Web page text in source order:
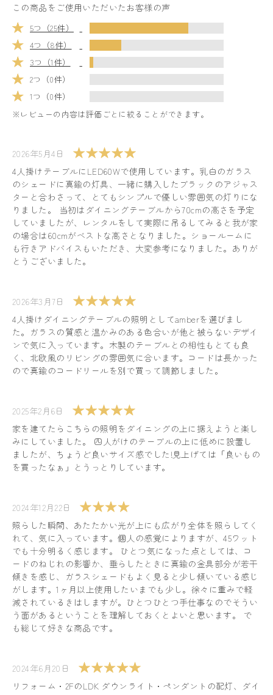
この商品をご使用いただいたお客様の声
5つ（25件）
4つ（8件）
3つ（1件）
2つ（0件）
1つ（0件）
※レビューの内容は評価ごとに絞ることができます。
2026年5月4日
4人掛けテーブルにLED60Wで使用しています。乳白のガラス
のシェードに真鍮の灯具、一緒に購入したブラックのアジャス
ターと合わさって、とてもシンプルで優しい雰囲気の灯りにな
りました。 当初はダイニングテーブルから70cmの高さを予定
していましたが、レンタルをして実際に吊るしてみると我が家
の場合は60cmがベストな高さとなりました。ショールームに
も行きアドバイスもいただき、大変参考になりました。ありが
とうございました。
2026年3月7日
4人掛けダイニングテーブルの照明としてamberを選びまし
た。ガラスの質感と温かみのある色合いが他と被らないデザイ
ンで気に入っています。木製のテーブルとの相性もとても良
く、北欧風のリビングの雰囲気に合います。コードは長かった
ので真鍮のコードリールを別で買って調節しました。
2025年2月6日
家を建てたらこちらの照明をダイニングの上に据えようと楽し
みにしていました。 四人がけのテーブルの上に低めに設置し
ましたが、ちょうど良いサイズ感でした!見上げては「良いもの
を買ったなぁ」とうっとりしています。
2024年12月22日
照らした瞬間、あたたかい光が上にも広がり全体を照らしてく
れて、気に入っています。個人の感覚によりますが、45ワット
でも十分明るく感じます。 ひとつ気になった点としては、コ
ードのねじれの影響か、垂らしたときに真鍮の金具部分が若干
傾きを感じ、ガラスシェードもよく見ると少し傾いている感じ
がします。1ヶ月以上使用したいまでも少し。徐々に重みで軽
減されているきはしますが。ひとつひとつ手仕事なのでそうい
う面があるということを理解しておくとよいと思います。 で
も総じて好きな商品です。
2024年6月20日
リフォーム・2FのLDK ダウンライト・ペンダントの配灯、ダイ